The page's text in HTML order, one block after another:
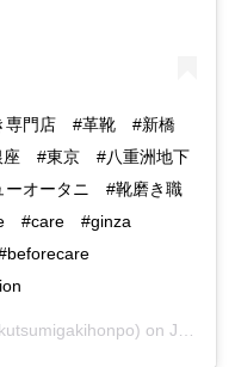
専門店 #革靴 #新橋
座 #東京 #八重洲地下
オータニ #靴磨き職
#care #ginza
#beforecare
on Jan 16, 2018 at 7:06pm PST